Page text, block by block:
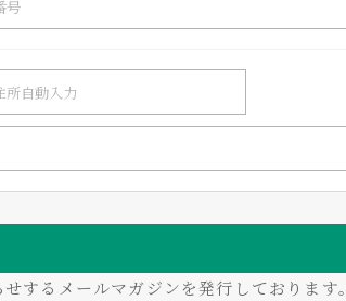
するメールマガジンを発行しております。